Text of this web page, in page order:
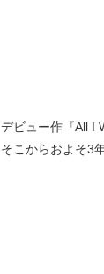
デビュー作『All I
そこからおよそ3